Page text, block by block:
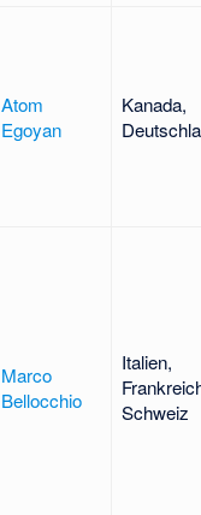
Atom
Egoyan
Kanada,
Marco
Bellocchio
Italien,
Schweiz